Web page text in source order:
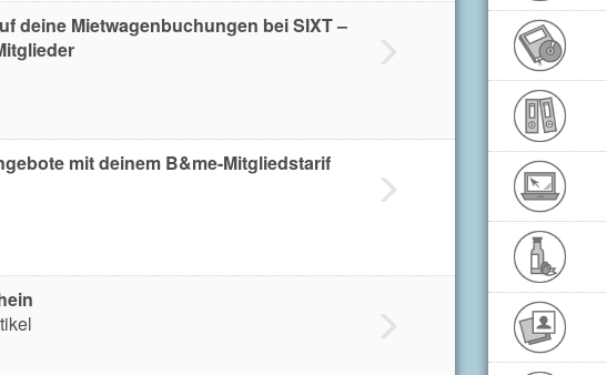
deine Mietwagenbuchungen bei SIXT –
mit deinem B&me-Mitgliedstarif